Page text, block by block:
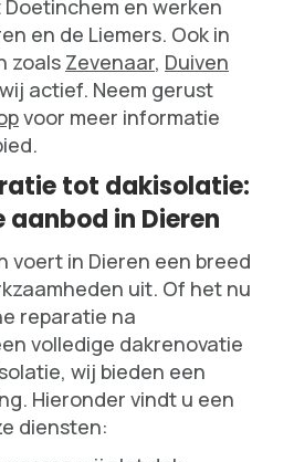
en werken
en de Liemers. Ook in
zoals Zevenaar, Duiven
actief. Neem gerust
voor meer informatie
tot dakisolatie:
in Dieren
voert in Dieren een breed
uit. Of het nu
reparatie na
volledige dakrenovatie
wij bieden een
Hieronder vindt u een
diensten: